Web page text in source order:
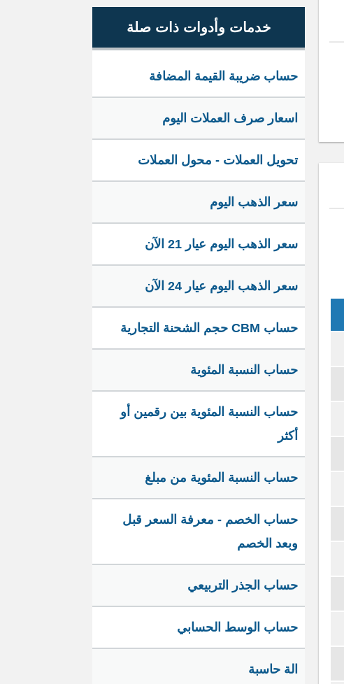
خدمات وأدوات ذات صلة
حساب ضريبة القيمة المضافة
اسعار صرف العملات اليوم
تحويل العملات - محول العملات
سعر الذهب اليوم
سعر الذهب اليوم عيار 21 الآن
سعر الذهب اليوم عيار 24 الآن
حساب CBM حجم الشحنة التجارية
حساب النسبة المئوية
حساب النسبة المئوية بين رقمين أو
أكثر
حساب النسبة المئوية من مبلغ
حساب الخصم - معرفة السعر قبل
وبعد الخصم
حساب الجذر التربيعي
حساب الوسط الحسابي
الة حاسبة